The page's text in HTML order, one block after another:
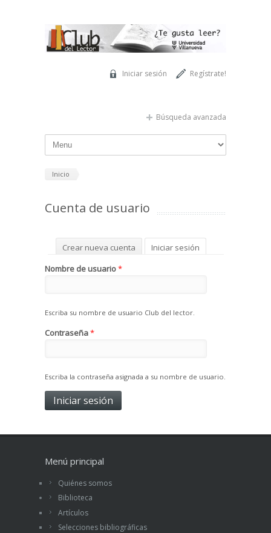
Regístrate!
Iniciar sesión
Búsqueda avanzada
Inicio
Cuenta de usuario
Solapas principales
Crear nueva cuenta Iniciar sesión
Solicitar una nueva contraseña
Nombre de usuario*
Escriba su nombre de usuario Club del lector.
Contraseña*
Escriba la contraseña asignada a su nombre de usuario.
Menú principal
Quiénes somos
Biblioteca
Artículos
Selecciones bibliográficas